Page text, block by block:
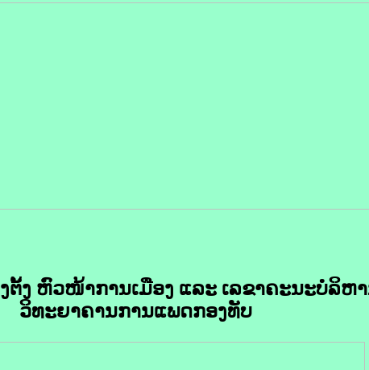
ຕັ້ງ ຫົວໜ້າການເມືອງ ແລະ ເລຂາຄະນະບໍລິຫ
ວິທະຍາຄານການແພດກອງທັບ